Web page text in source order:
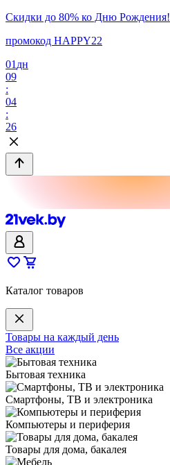
Скидки до 80% ко Дню Рождения!
промокод HAPPY22
01 дн
09
:
04
:
26
Каталог товаров
Товары на каждый день
Все акции
Бытовая техника
Смартфоны, ТВ и электроника
Компьютеры и периферия
Товары для дома, бакалея